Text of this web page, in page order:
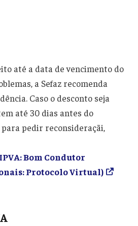
até a data de vencimento do
a Sefaz recomenda
Caso o desconto seja
até 30 dias antes do
pedir reconsideraçãi,
Bom Condutor
Protocolo Virtual)